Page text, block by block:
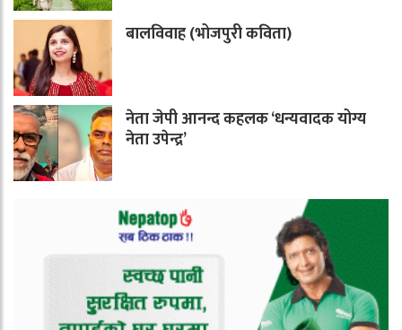
बालविवाह (भोजपुरी कविता)
नेता जेपी आनन्द कहलक ‘धन्यवादक योग्य
नेता उपेन्द्र’